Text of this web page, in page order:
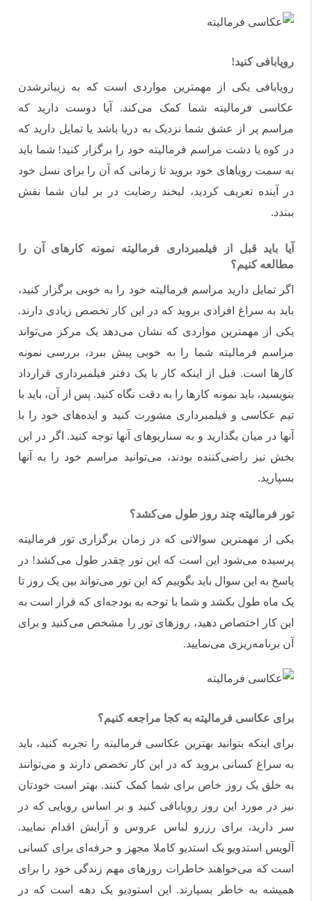
رویابافی کنید!
رویابافی یکی از مهمترین مواردی است که به زیباترشدن
عکاسی فرمالیته شما کمک می‌کند. آیا دوست دارید که
مراسم پر از عشق شما نزدیک به دریا باشد یا تمایل دارید که
در کوه یا دشت مراسم فرمالیته خود را برگزار کنید! شما باید
به سمت رویاهای خود بروید تا زمانی که آن را برای نسل خود
در آینده تعریف کردید، لبخند رضایت در بر لبان شما نقش
ببندد.
آیا باید قبل از فیلمبرداری فرمالیته نمونه کارهای آن را
مطالعه کنیم؟
اگر تمایل دارید مراسم فرمالیته خود را به خوبی برگزار کنید،
باید به سراغ افرادی بروید که در این کار تخصص زیادی دارند.
یکی از مهمترین مواردی که نشان می‌دهد یک مرکز می‌تواند
مراسم فرمالیته شما را به خوبی پیش ببرد، بررسی نمونه
کارها است. قبل از اینکه کار با یک دفتر فیلمبرداری قرارداد
بنویسید، باید نمونه کارها را به دقت نگاه کنید. پس از آن، باید با
تیم عکاسی و فیلمبرداری مشورت کنید و ایده‌های خود را با
آنها در میان بگذارید و به سناریوهای آنها توجه کنید. اگر در این
بخش نیز راضی‌کننده بودند، می‌توانید مراسم خود را به آنها
بسپارید.
تور فرمالیته چند روز طول می‌کشد؟
یکی از مهمترین سوالاتی که در زمان برگزاری تور فرمالیته
پرسیده می‌شود این است که این تور چقدر طول می‌کشد! در
پاسخ به این سوال باید بگوییم که این تور می‌تواند بین یک روز تا
یک ماه طول بکشد و شما با توجه به بودجه‌ای که قرار است به
این کار اختصاص دهید، روزهای تور را مشخص می‌کنید و برای
آن برنامه‌ریزی می‌نمایید.
برای عکاسی فرمالیته به کجا مراجعه کنیم؟
برای اینکه بتوانید بهترین عکاسی فرمالیته را تجربه کنید، باید
به سراغ کسانی بروید که در این کار تخصص دارند و می‌توانند
به خلق یک روز خاص برای شما کمک کنند. بهتر است خودتان
نیز در مورد این روز رویابافی کنید و بر اساس رویایی که در
سر دارید، برای رزرو لباس عروس و آرایش اقدام نمایید.
آلویس استدویو یک استدیو کاملا مجهز و حرفه‌ای برای کسانی
است که می‌خواهند خاطرات روزهای مهم زندگی خود را برای
همیشه به خاطر بسپارند. این استودیو یک دهه است که در